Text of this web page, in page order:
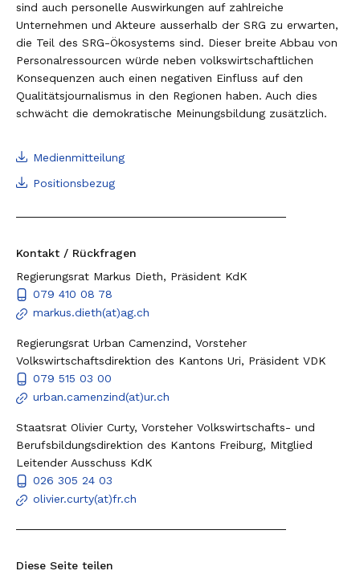
sind auch personelle Auswirkungen auf zahlreiche
Unternehmen und Akteure ausserhalb der SRG zu erwarten,
die Teil des SRG-Ökosystems sind. Dieser breite Abbau von
Personalressourcen würde neben volkswirtschaftlichen
Konsequenzen auch einen negativen Einfluss auf den
Qualitätsjournalismus in den Regionen haben. Auch dies
schwächt die demokratische Meinungsbildung zusätzlich.
Medienmitteilung
Positionsbezug
Kontakt / Rückfragen
Regierungsrat Markus Dieth, Präsident KdK
079 410 08 78
markus.dieth(at)ag.ch
Regierungsrat Urban Camenzind, Vorsteher
Volkswirtschaftsdirektion des Kantons Uri, Präsident VDK
079 515 03 00
urban.camenzind(at)ur.ch
Staatsrat Olivier Curty, Vorsteher Volkswirtschafts- und
Berufsbildungsdirektion des Kantons Freiburg, Mitglied
Leitender Ausschuss KdK
026 305 24 03
olivier.curty(at)fr.ch
Diese Seite teilen